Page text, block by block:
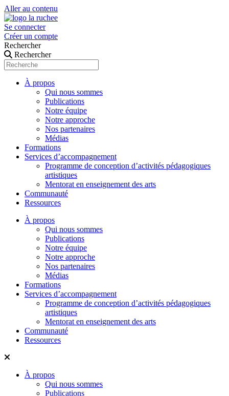
Aller au contenu
Se connecter
Créer un compte
Rechercher
Rechercher
À propos
Qui nous sommes
Publications
Notre équipe
Notre approche
Nos partenaires
Médias
Formations
Services d’accompagnement
Programme de conception d’activités pédagogiques
artistiques
Mentorat en enseignement des arts
Communauté
Ressources
À propos
Qui nous sommes
Publications
Notre équipe
Notre approche
Nos partenaires
Médias
Formations
Services d’accompagnement
Programme de conception d’activités pédagogiques
artistiques
Mentorat en enseignement des arts
Communauté
Ressources
À propos
Qui nous sommes
Publications